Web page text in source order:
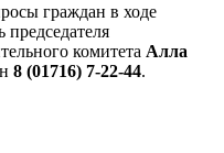
граждан в ходе
председателя
комитета Алла
8 (01716) 7-22-44.